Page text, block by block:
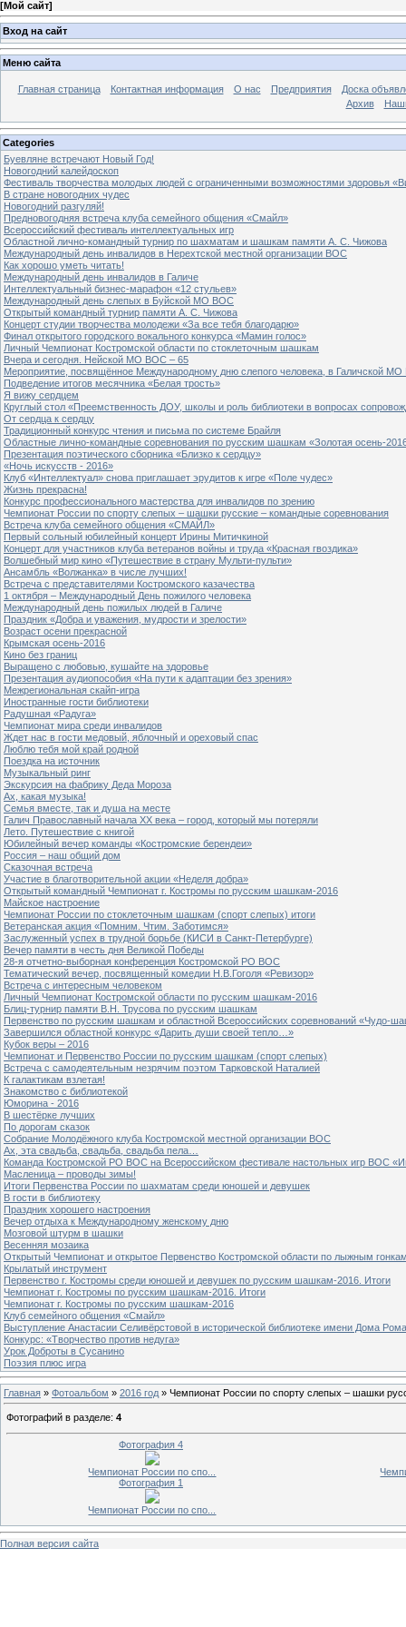
[Мой сайт]
Вход на сайт
Меню сайта
Главная страница Контактная информация О нас Предприятия
Доска
Архив
Categories
Буевляне встречают Новый Год!
Новогодний калейдоскоп
Фестиваль творчества молодых людей с ограниченными возможностями здоровья
В стране новогодних чудес
Новогодний разгуляй!
Предновогодняя встреча клуба семейного общения «Смайл»
Всероссийский фестиваль интеллектуальных игр
Областной лично-командный турнир по шахматам и шашкам памяти А. С. Чижова
Международный день инвалидов в Нерехтской местной организации ВОС
Как хорошо уметь читать!
Международный день инвалидов в Галиче
Интеллектуальный бизнес-марафон «12 стульев»
Международный день слепых в Буйской МО ВОС
Открытый командный турнир памяти А. С. Чижова
Концерт студии творчества молодежи «За все тебя благодарю»
Финал открытого городского вокального конкурса «Мамин голос»
Личный Чемпионат Костромской области по стоклеточным шашкам
Вчера и сегодня. Нейской МО ВОС – 65
Мероприятие, посвящённое Международному дню слепого человека, в Галичской
Подведение итогов месячника «Белая трость»
Я вижу сердцем
Круглый стол «Преемственность ДОУ, школы и роль библиотеки в вопросах
От сердца к сердцу
Традиционный конкурс чтения и письма по системе Брайля
Областные лично-командные соревнования по русским шашкам «Золотая осень-
Презентация поэтического сборника «Близко к сердцу»
«Ночь искусств - 2016»
Клуб «Интеллектуал» снова приглашает эрудитов к игре «Поле чудес»
Жизнь прекрасна!
Конкурс профессионального мастерства для инвалидов по зрению
Чемпионат России по спорту слепых – шашки русские – командные соревнования
Встреча клуба семейного общения «СМАЙЛ»
Первый сольный юбилейный концерт Ирины Митичкиной
Концерт для участников клуба ветеранов войны и труда «Красная гвоздика»
Волшебный мир кино «Путешествие в страну Мульти-пульти»
Ансамбль «Волжанка» в числе лучших!
Встреча с представителями Костромского казачества
1 октября – Международный День пожилого человека
Международный день пожилых людей в Галиче
Праздник «Добра и уважения, мудрости и зрелости»
Возраст осени прекрасной
Крымская осень-2016
Кино без границ
Выращено с любовью, кушайте на здоровье
Презентация аудиопособия «На пути к адаптации без зрения»
Межрегиональная скайп-игра
Иностранные гости библиотеки
Радушная «Радуга»
Чемпионат мира среди инвалидов
Ждет нас в гости медовый, яблочный и ореховый спас
Люблю тебя мой край родной
Поездка на источник
Музыкальный ринг
Экскурсия на фабрику Деда Мороза
Ах, какая музыка!
Семья вместе, так и душа на месте
Галич Православный начала ХХ века – город, который мы потеряли
Лето. Путешествие с книгой
Юбилейный вечер команды «Костромские берендеи»
Россия – наш общий дом
Сказочная встреча
Участие в благотворительной акции «Неделя добра»
Открытый командный Чемпионат г. Костромы по русским шашкам-2016
Майское настроение
Чемпионат России по стоклеточным шашкам (спорт слепых) итоги
Ветеранская акция «Помним. Чтим. Заботимся»
Заслуженный успех в трудной борьбе (КИСИ в Санкт-Петербурге)
Вечер памяти в честь дня Великой Победы
28-я отчетно-выборная конференция Костромской РО ВОС
Тематический вечер, посвященный комедии Н.В.Гоголя «Ревизор»
Встреча с интересным человеком
Личный Чемпионат Костромской области по русским шашкам-2016
Блиц-турнир памяти В.Н. Трусова по русским шашкам
Первенство по русским шашкам и областной Всероссийских соревнований «Чудо-
Завершился областной конкурс «Дарить души своей тепло…»
Кубок веры – 2016
Чемпионат и Первенство России по русским шашкам (спорт слепых)
Встреча с самодеятельным незрячим поэтом Тарковской Наталией
К галактикам взлетая!
Знакомство с библиотекой
Юморина - 2016
В шестёрке лучших
По дорогам сказок
Собрание Молодёжного клуба Костромской местной организации ВОС
Ах, эта свадьба, свадьба, свадьба пела…
Команда Костромской РО ВОС на Всероссийском фестивале настольных игр ВОС
Масленица – проводы зимы!
Итоги Первенства России по шахматам среди юношей и девушек
В гости в библиотеку
Праздник хорошего настроения
Вечер отдыха к Международному женскому дню
Мозговой штурм в шашки
Весенняя мозаика
Открытый Чемпионат и открытое Первенство Костромской области по лыжным
Крылатый инструмент
Первенство г. Костромы среди юношей и девушек по русским шашкам-2016. Итоги
Чемпионат г. Костромы по русским шашкам-2016. Итоги
Чемпионат г. Костромы по русским шашкам-2016
Клуб семейного общения «Смайл»
Выступление Анастасии Селивёрстовой в исторической библиотеке имени Дома
Конкурс: «Творчество против недуга»
Урок Доброты в Сусанино
Поэзия плюс игра
Главная » Фотоальбом » 2016 год » Чемпионат России по спорту слепых – шашки
Фотографий в разделе: 4
Фотография 4
Чемпионат России по спо...
Фотография 1
Чемпионат России по спо...
Полная версия сайта